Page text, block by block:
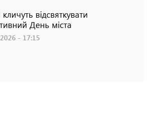
відсвяткувати
День міста
- 17:15